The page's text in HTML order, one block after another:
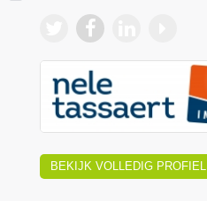
BEKIJK VOLLEDIG PROFIEL